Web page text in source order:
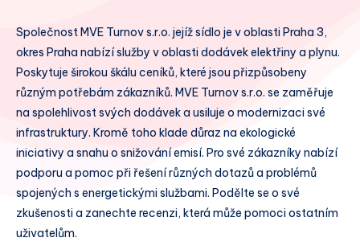
Společnost MVE Turnov s.r.o. jejíž sídlo je v oblasti Praha 3,
okres Praha nabízí služby v oblasti dodávek elektřiny a plynu.
Poskytuje širokou škálu ceníků, které jsou přizpůsobeny
různým potřebám zákazníků. MVE Turnov s.r.o. se zaměřuje
na spolehlivost svých dodávek a usiluje o modernizaci své
infrastruktury. Kromě toho klade důraz na ekologické
iniciativy a snahu o snižování emisí. Pro své zákazníky nabízí
podporu a pomoc při řešení různých dotazů a problémů
spojených s energetickými službami. Podělte se o své
zkušenosti a zanechte recenzi, která může pomoci ostatním
uživatelům.